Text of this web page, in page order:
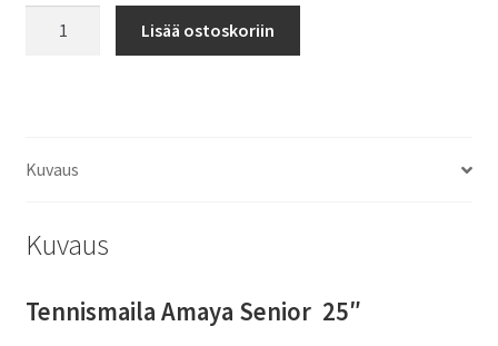
Lisää ostoskoriin
Kuvaus
Kuvaus
Tennismaila Amaya Senior 25″